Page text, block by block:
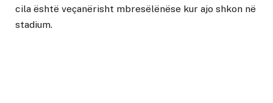
cila është veçanërisht mbresëlënëse kur ajo shkon në
stadium.